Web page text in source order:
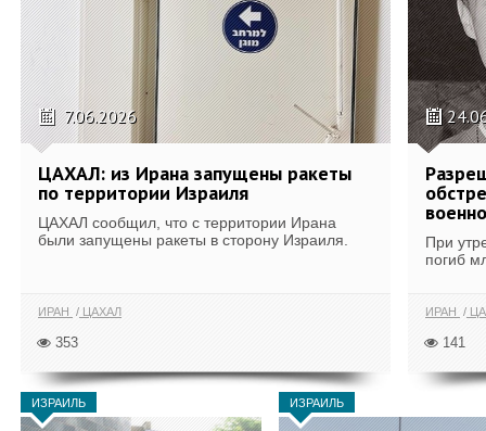
7.06.2026
ЦАХАЛ: из Ирана запущены ракеты
по территории Израиля
ЦАХАЛ сообщил, что с территории Ирана
были запущены ракеты в сторону Израиля.
ИРАН ЦАХАЛ
353
При
погиб
ИРАН
141
ИЗРАИЛЬ ИЗРАИЛЬ